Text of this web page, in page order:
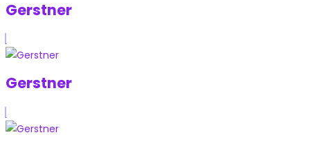
Gerstner
Gerstner